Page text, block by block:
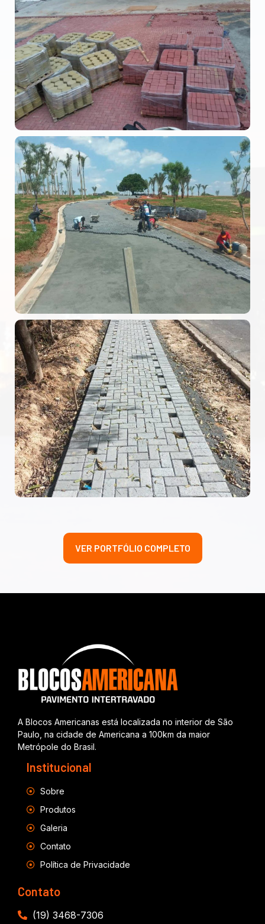
VER PORTFÓLIO COMPLETO
A Blocos Americanas está localizada no interior de São
Paulo, na cidade de Americana a 100km da maior
Metrópole do Brasil.
Institucional
Sobre
Produtos
Galeria
Contato
Política de Privacidade
Contato
(19) 3468-7306